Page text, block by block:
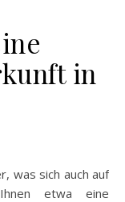
in
etwa eine